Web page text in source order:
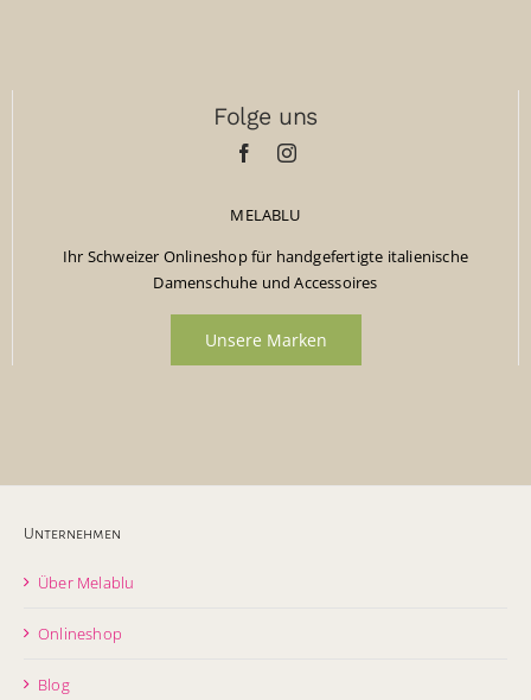
Folge uns
MELABLU
Ihr Schweizer Onlineshop für handgefertigte italienische
Damenschuhe und Accessoires
Unsere Marken
Unternehmen
Über Melablu
Onlineshop
Blog